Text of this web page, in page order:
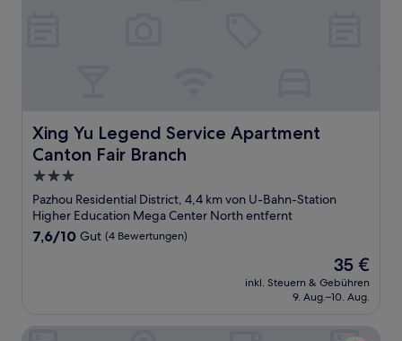
Xing Yu Legend Service Apartment
Canton Fair Branch
Xing Yu Legend Service Apartment Canton Fair Branch
3.0-
Sterne-
Unterkunft
Pazhou Residential District, 4,4 km von U-Bahn-Station
Higher Education Mega Center North entfernt
7.6
7,6/10 Gut (4 Bewertungen)
Der
Preis
beträgt
35 €
inkl. Steuern & Gebühren
9. Aug.–10. Aug.